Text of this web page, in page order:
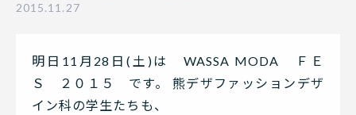
2015.11.27
明日11月28日(土)は WASSA MODA ＦＥ
Ｓ ２０１５ です。 熊デザファッションデザ
イン科の学生たちも、